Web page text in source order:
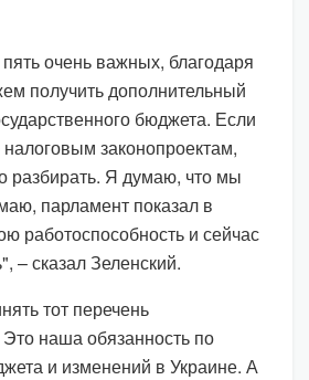
очень важных, благодаря
получить дополнительный
бюджета. Если
законопроектам,
разбирать. Я думаю, что мы
парламент показал в
работоспособность и сейчас
– сказал Зеленский.
тот перечень
Это наша обязанность по
и изменений в Украине. А